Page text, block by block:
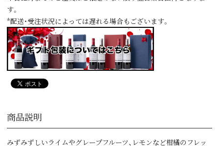
す。
*配送・受注状況によっては遅れる場合もございます。
商品説明
みずみずしいライムやグレープフルーツ、レモンなど柑橘のフレッ